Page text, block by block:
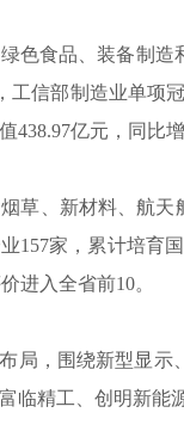
色食品、装备制
信部制造业单项
438.97亿元，同比
草、新材料、航
157家，累计培育
进入全省前10。
局，围绕新型显
临精工、创明新能